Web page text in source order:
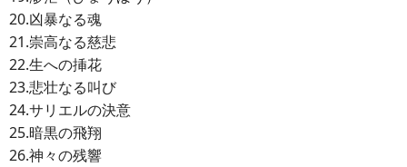
20.凶暴なる魂
21.崇高なる慈悲
22.生への挿花
23.悲壮なる叫び
24.サリエルの決意
25.暗黒の飛翔
26.神々の残響